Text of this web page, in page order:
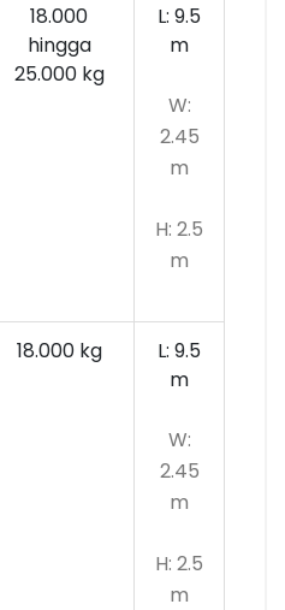
18.000
hingga
25.000 kg
L: 9.5
m
W:
2.45
m
H: 2.5
m
18.000 kg
L: 9.5
m
W:
2.45
m
H: 2.5
m